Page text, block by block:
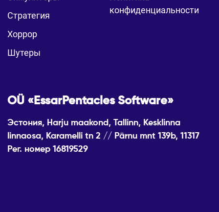
Стратегия
Хоррор
Шутеры
конфиденциальности
OÜ «EssarPentacles Software»
Эстония, Harju maakond, Tallinn, Kesklinna
linnaosa, Karamelli tn 2 // Pärnu mnt 139b, 11317
Рег. номер 16819529